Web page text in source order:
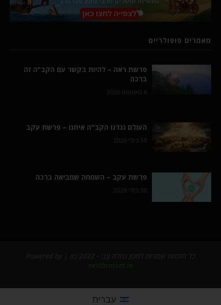
מאמרים פופולריים
פרשת ראה – להיות בקשר עם הקב"ה זה
ברכה
6 באוגוסט 2026
העולם נגדנו הקב"ה איתנו – פרשת עקב
30 ביולי 2026
פרשת עקב – השמחה שמביאה ברכה
30 ביולי 2026
nextbracket.io
עברית